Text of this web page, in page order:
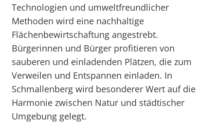
Technologien und umweltfreundlicher
Methoden wird eine nachhaltige
Flächenbewirtschaftung angestrebt.
Bürgerinnen und Bürger profitieren von
sauberen und einladenden Plätzen, die zum
Verweilen und Entspannen einladen. In
Schmallenberg wird besonderer Wert auf die
Harmonie zwischen Natur und städtischer
Umgebung gelegt.